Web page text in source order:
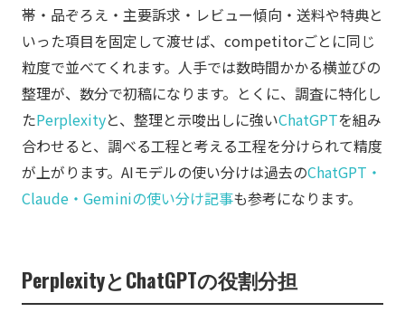
帯・品ぞろえ・主要訴求・レビュー傾向・送料や特典と
いった項目を固定して渡せば、competitorごとに同じ
粒度で並べてくれます。人手では数時間かかる横並びの
整理が、数分で初稿になります。とくに、調査に特化し
たPerplexityと、整理と示唆出しに強いChatGPTを組み
合わせると、調べる工程と考える工程を分けられて精度
が上がります。AIモデルの使い分けは過去のChatGPT・
Claude・Geminiの使い分け記事も参考になります。
PerplexityとChatGPTの役割分担